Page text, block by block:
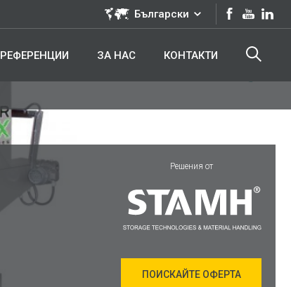
Български
РЕФЕРЕНЦИИ ЗА НАС КОНТАКТИ
Решения от
ПОИСКАЙТЕ ОФЕРТА